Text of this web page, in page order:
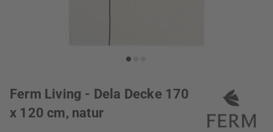
Ferm Living - Dela Decke 170
x 120 cm, natur